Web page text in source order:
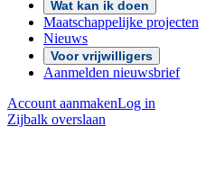
Wat kan ik doen
Maatschappelijke projecten
Nieuws
Voor vrijwilligers
Aanmelden nieuwsbrief
Account aanmakenLog in
Zijbalk overslaan